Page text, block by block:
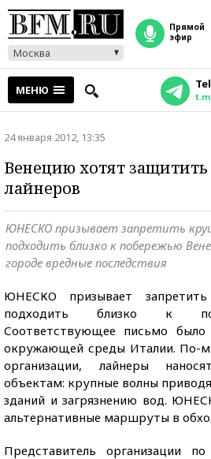
Москва
прямой
эфир
МЕНЮ
24 января 2012, 13:35
Венецию хотят
лайнеров
ЮНЕСКО призывает запретить
подходить близко к побережью
городе вредные последствия
ЮНЕСКО призывает
подходить близко к
Соответствующее письмо было
окружающей среды Италии. По-
организации, лайнеры
объектам: крупные волны
зданий и загрязнению вод.
альтернативные маршруты в
Представитель организации